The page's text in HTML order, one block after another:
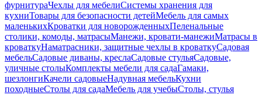
фурнитураЧехлы для мебелиСистемы хранения для
кухниТовары для безопасности детейМебель для самых
маленькихКроватки для новорожденныхПеленальные
столики, комоды, матрасыМанежи, кровати-манежиМатрасы в
кроваткуНаматрасники, защитные чехлы в кроваткуСадовая
мебельСадовые диваны, креслаСадовые стульяСадовые,
уличные столыКомплекты мебели для садаГамаки,
шезлонгиКачели садовыеНадувная мебельКухни
походныеСтолы для садаМебель для учебыСтолы, стулья